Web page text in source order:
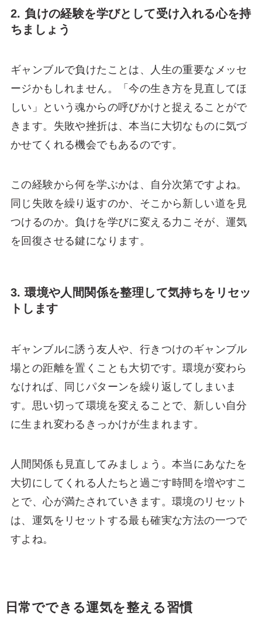
2. 負けの経験を学びとして受け入れる心を持
ちましょう
ギャンブルで負けたことは、人生の重要なメッセ
ージかもしれません。「今の生き方を見直してほ
しい」という魂からの呼びかけと捉えることがで
きます。失敗や挫折は、本当に大切なものに気づ
かせてくれる機会でもあるのです。
この経験から何を学ぶかは、自分次第ですよね。
同じ失敗を繰り返すのか、そこから新しい道を見
つけるのか。負けを学びに変える力こそが、運気
を回復させる鍵になります。
3. 環境や人間関係を整理して気持ちをリセッ
トします
ギャンブルに誘う友人や、行きつけのギャンブル
場との距離を置くことも大切です。環境が変わら
なければ、同じパターンを繰り返してしまいま
す。思い切って環境を変えることで、新しい自分
に生まれ変わるきっかけが生まれます。
人間関係も見直してみましょう。本当にあなたを
大切にしてくれる人たちと過ごす時間を増やすこ
とで、心が満たされていきます。環境のリセット
は、運気をリセットする最も確実な方法の一つで
すよね。
日常でできる運気を整える習慣